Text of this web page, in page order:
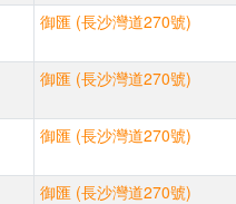
御匯 (長沙灣道270號)
御匯 (長沙灣道270號)
御匯 (長沙灣道270號)
御匯 (長沙灣道270號)